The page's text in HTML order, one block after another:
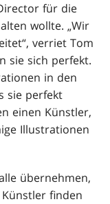
für die
wollte. „Wir
verriet Tom
sie sich perfekt.
in den
sie perfekt
einen Künstler,
Illustrationen
übernehmen,
finden